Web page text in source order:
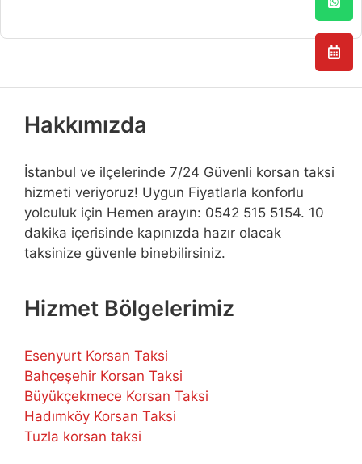
Hakkımızda
İstanbul ve ilçelerinde 7/24 Güvenli korsan taksi
hizmeti veriyoruz! Uygun Fiyatlarla konforlu
yolculuk için Hemen arayın: 0542 515 5154. 10
dakika içerisinde kapınızda hazır olacak
taksinize güvenle binebilirsiniz.
Hizmet Bölgelerimiz
Esenyurt Korsan Taksi
Bahçeşehir Korsan Taksi
Büyükçekmece Korsan Taksi
Hadımköy Korsan Taksi
Tuzla korsan taksi